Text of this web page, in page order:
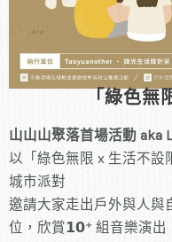
「綠色無
山山山聚落首場活動 aka
以「綠色無限 x 生活不設
城市派對
邀請大家走出戶外與人與
位，欣賞𝟭𝟬⁺ 組音樂演出